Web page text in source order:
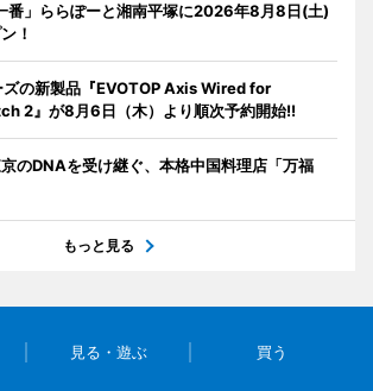
番」ららぽーと湘南平塚に2026年8月8日(土)
！
ズの新製品『EVOTOP Axis Wired for
2』が8月6日（木）より順次予約開始!!
のDNAを受け継ぐ、本格中国料理店「万福
もっと見る
見る・遊ぶ 買う